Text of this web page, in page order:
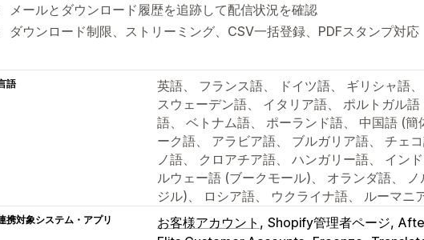
メールとダウンロード履歴を追跡して配信状況を確認
ダウンロード制限、ストリーミング、CSV一括登録、PDFスタンプ対応
語
英語、 フランス語、 ドイツ語、 ギリシャ語
スウェーデン語、 イタリア語、 ポルトガル
語、 ベトナム語、 ポーランド語、 中国語 (
ーク語、 アラビア語、 ブルガリア語、 チェ
ノ語、 クロアチア語、 ハンガリー語、 イン
ルウェー語 (ブークモール)、 オランダ語、
ジル)、 ロシア語、 ウクライナ語、 ルーマニ
携対象システム・アプリ お客様アカウント Shopify管理者ページ